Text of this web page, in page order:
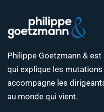
Philippe Goetzmann &
qui explique les
accompagne les
au monde qui vient.